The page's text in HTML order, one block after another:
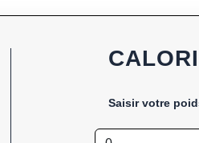
Saisir votre